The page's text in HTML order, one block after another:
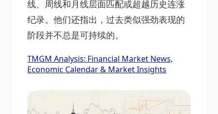
线、周线和月线层面匹配或超越历史连涨
纪录。他们还指出，过去类似强劲表现的
阶段并不总是可持续的。
TMGM Analysis: Financial Market News,
Economic Calendar & Market Insights